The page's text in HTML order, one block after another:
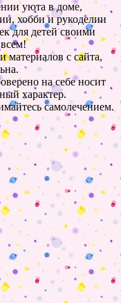
уюта в доме,
хобби и рукоделии
для детей своими
материалов с сайта,
на себе носит
характер.
самолечением.